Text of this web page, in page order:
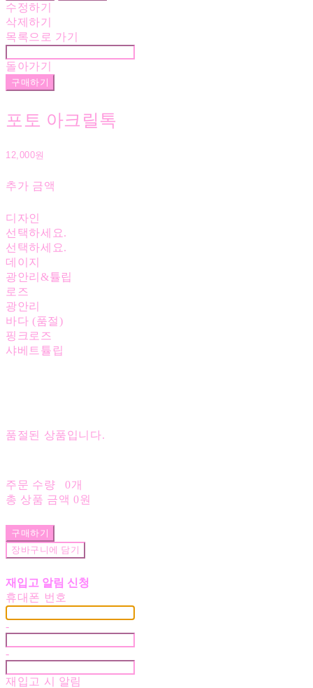
수정하기
삭제하기
목록으로 가기
돌아가기
구매하기
포토 아크릴톡
12,000원
추가 금액
디자인
선택하세요.
선택하세요.
데이지
광안리&튤립
로즈
광안리
바다 (품절)
핑크로즈
샤베트튤립
품절된 상품입니다.
주문 수량
0개
총 상품 금액 0원
구매하기
장바구니에 담기
재입고 알림 신청
휴대폰 번호
-
-
재입고 시 알림